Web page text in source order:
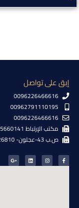
إبق على تواصل
0096226466616
00962791110195
0096226466616
مكتب الإرتباط 0096265660141
ص.ب 43-عجلون- 26810 الأردن